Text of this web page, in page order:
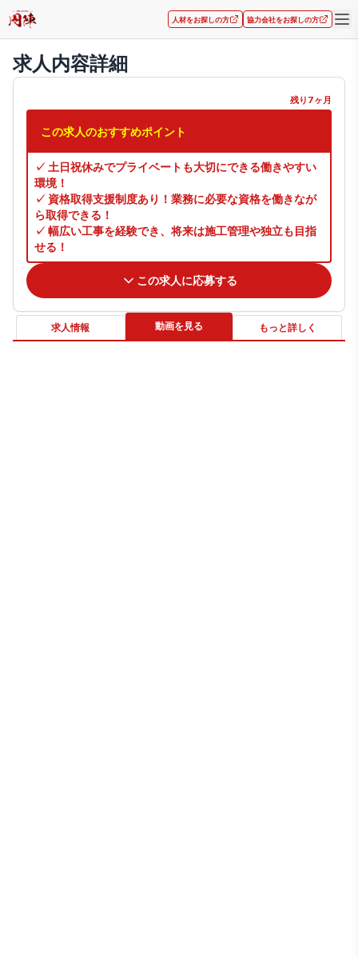
人材をお探しの方 協力会社をお探しの方
求人内容詳細
残り7ヶ月
この求人のおすすめポイント
✓ 土日祝休みでプライベートも大切にできる働きやすい
環境！
✓ 資格取得支援制度あり！業務に必要な資格を働きなが
ら取得できる！
✓ 幅広い工事を経験でき、将来は施工管理や独立も目指
せる！
この求人に応募する
求人情報 動画を見る もっと詳しく